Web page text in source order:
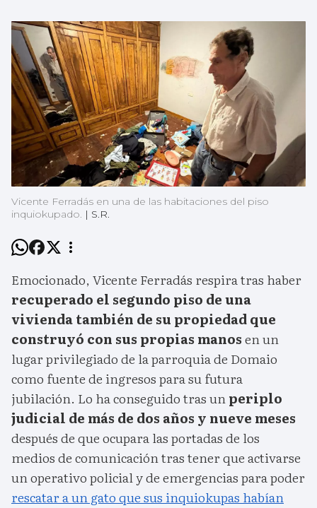
Vicente Ferradás en una de las habitaciones del piso
inquiokupado. | S.R.
Emocionado, Vicente Ferradás respira tras haber
recuperado el segundo piso de una
vivienda también de su propiedad que
construyó con sus propias manosen un
lugar privilegiado de la parroquia de Domaio
como fuente de ingresos para su futura
jubilación. Lo ha conseguido tras unperiplo
judicial de más de dos años y nueve meses
después de que ocupara las portadas de los
medios de comunicación tras tener que activarse
un operativo policial y de emergencias para poder
rescatar a un gato que sus inquiokupas habían